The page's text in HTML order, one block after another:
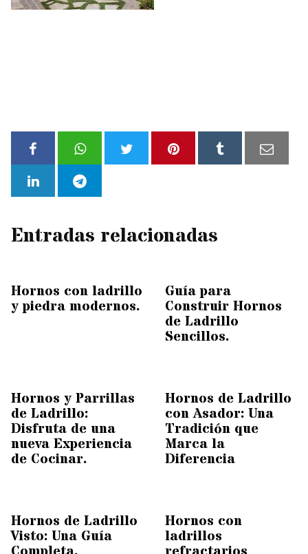
Entradas relacionadas
Hornos con ladrillo
y piedra modernos.
Guía para
Construir Hornos
de Ladrillo
Sencillos.
Hornos y Parrillas
de Ladrillo:
Disfruta de una
nueva Experiencia
de Cocinar.
Hornos de Ladrillo
con Asador: Una
Tradición que
Marca la
Diferencia
Hornos de Ladrillo
Visto: Una Guía
Hornos con
ladrillos